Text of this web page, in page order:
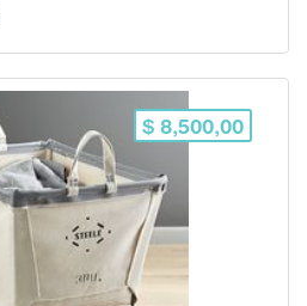
$ 8,500,00